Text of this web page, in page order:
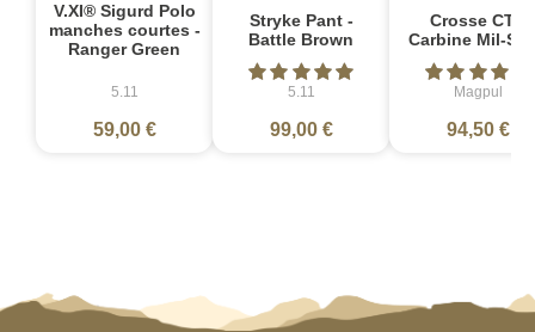
V.XI® Sigurd Polo
manches courtes -
Ranger Green
5.11
59,00 €
Stryke Pant -
Battle Brown
5.11
99,00 €
Crosse CTR
Carbine Mil-
Magpul
94,50 €